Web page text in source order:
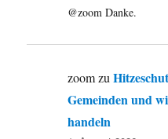
@zoom Danke.
zoomzu
Gemeinden und
handeln